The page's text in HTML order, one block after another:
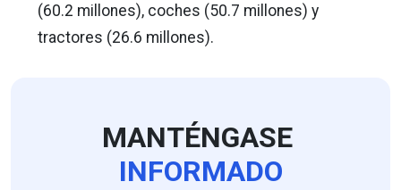
(60.2 millones), coches (50.7 millones) y
tractores (26.6 millones).
MANTÉNGASE
INFORMADO